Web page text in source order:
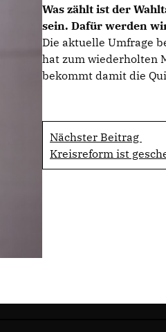
Was zählt ist der
sein. Dafür werden
Die aktuelle Umfrage
hat zum wiederholten
bekommt damit die
Nächster Beitrag
Kreisreform ist